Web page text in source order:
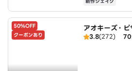
50%OFF
クーポンあり
アオキーズ・
3.8(272)